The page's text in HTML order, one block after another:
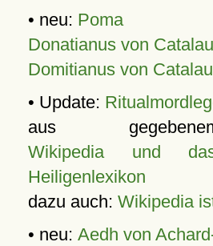
• neu: Poma
Donatianus von
Domitianus von
• Update:
aus
Wikipedia und
Heiligenlexikon
dazu auch: Wikipedia
• neu: Aedh von